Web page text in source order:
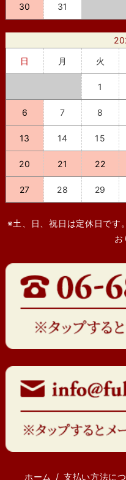
30 31
日
月 火
1
6 7 8
13 14 15
20 21 22
27 28 29
※土、日、祝日は定休日で
お
ホーム 支払い方法に